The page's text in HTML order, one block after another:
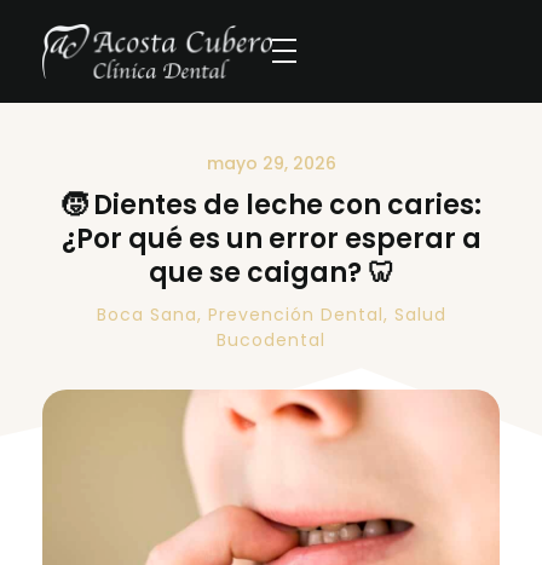
mayo 29, 2026
🧒 Dientes de leche con caries:
¿Por qué es un error esperar a
que se caigan? 🦷
Boca Sana, Prevención Dental, Salud
Bucodental